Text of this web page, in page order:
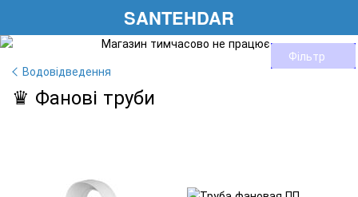
SANTEHDAR
Водовідведення
Фільтр
♛ Фанові труби